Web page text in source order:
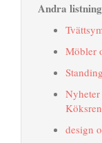
Andra
Möbler
design